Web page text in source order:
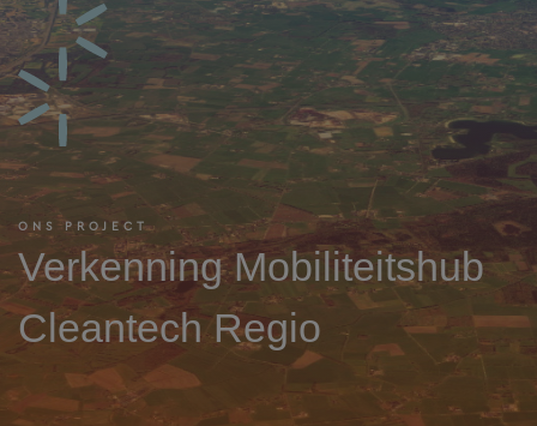
ONS PROJECT
Verkenning Mobiliteitshub
Cleantech Regio